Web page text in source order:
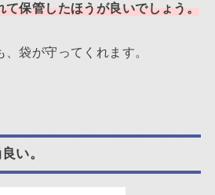
保管したほうが良いでしょう。
袋が守ってくれます。
い。